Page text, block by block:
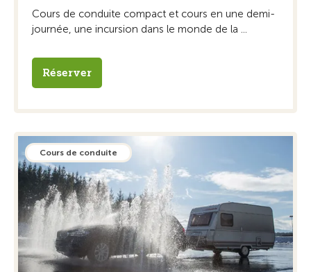
Cours de conduite compact et cours en une demi-
journée, une incursion dans le monde de la ...
Réserver
Cours de conduite